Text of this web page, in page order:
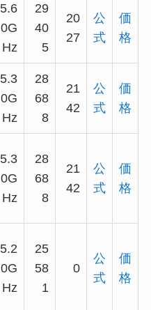
5.6
0G
Hz
29
40
5
20
27
公
式
価
格
5.3
0G
Hz
28
68
8
21
42
公
式
価
格
5.3
0G
Hz
28
68
8
21
42
公
式
価
格
5.2
0G
Hz
25
58
1
0
公
式
価
格